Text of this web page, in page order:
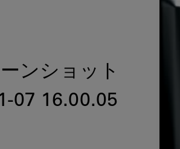
ンショット
07 16.00.05